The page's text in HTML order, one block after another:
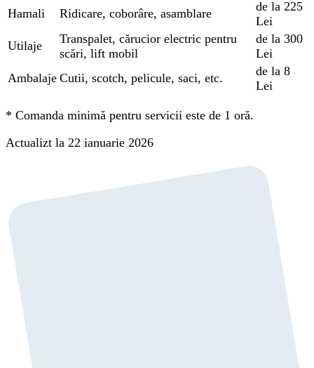
Hamali
Ridicare, coborâre, asamblare
de la 225
Lei
Utilaje
Transpalet, cărucior electric pentru
scări, lift mobil
de la 300
Lei
Ambalaje Cutii, scotch, pelicule, saci, etc.
de la 8
Lei
* Comanda minimă pentru servicii este de 1 oră.
Actualizt la 22 ianuarie 2026